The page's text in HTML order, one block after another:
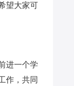
望大家可
进一个学
作，共同